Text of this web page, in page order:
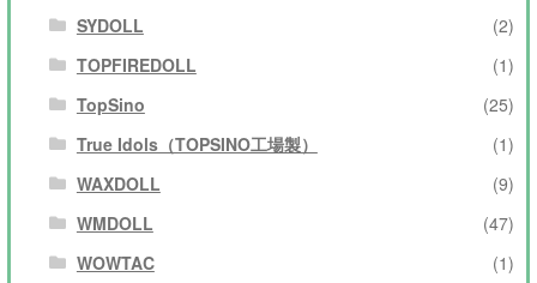
SYDOLL
(2)
TOPFIREDOLL
(1)
TopSino
(25)
True Idols（TOPSINO工場製）
(1)
WAXDOLL
(9)
WMDOLL
(47)
WOWTAC
(1)